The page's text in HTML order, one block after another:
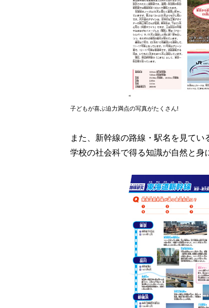
子どもが喜ぶ迫力満点の写真がたくさん!
また、新幹線の路線・駅名を見て
学校の社会科で得る知識が自然と身